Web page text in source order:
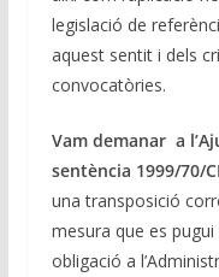
legislació de
aquest sentit i dels
convocatòries.
Vam demanar a
sentència 1999/70/
una transposició
mesura que es
obligació a